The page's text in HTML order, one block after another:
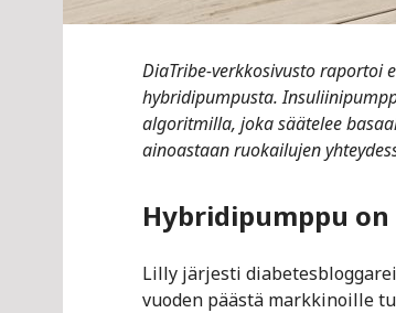
DiaTribe-verkkosivusto raportoi
hybridipumpusta.
algoritmilla, joka säätelee
ainoastaan ruokailujen
Hybridipumppu
Lilly järjesti
vuoden päästä markkinoille